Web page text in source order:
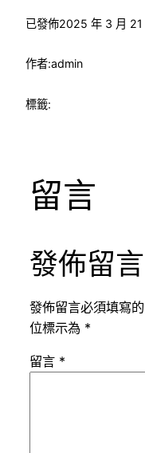
已發佈2025 年 3 月 21
作者:admin
標籤:
留言
發佈留言
發佈留言必須填寫
位標示為 *
留言 *